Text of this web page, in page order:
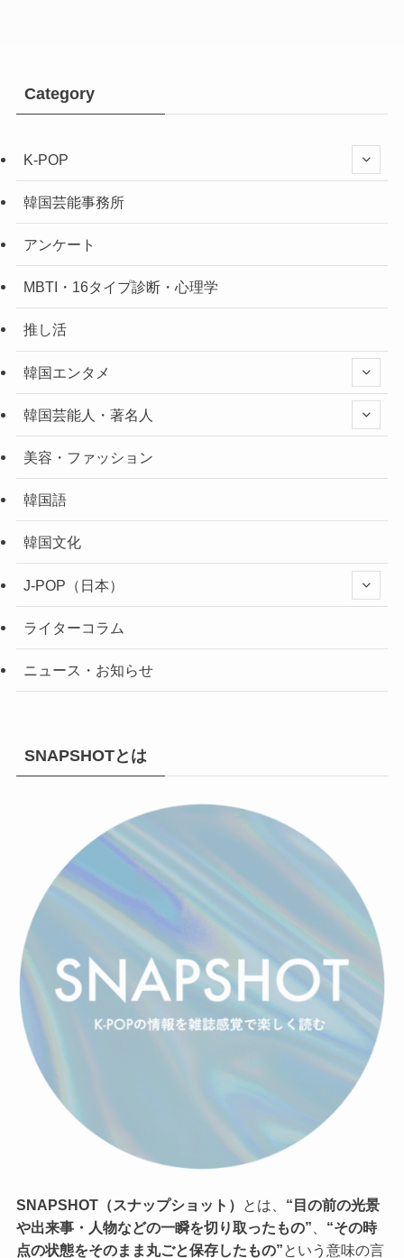
Category
K-POP
韓国芸能事務所
アンケート
MBTI・16タイプ診断・心理学
推し活
韓国エンタメ
韓国芸能人・著名人
美容・ファッション
韓国語
韓国文化
J-POP（日本）
ライターコラム
ニュース・お知らせ
SNAPSHOTとは
SNAPSHOT（スナップショット） とは、 “目の前の光景
や出来事・人物などの一瞬を切り取ったもの”
“その時
点の状態をそのまま丸ごと保存したもの” という意味の言